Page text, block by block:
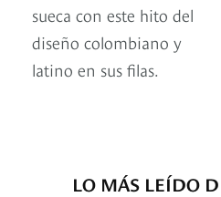
sueca con este hito del
diseño colombiano y
latino en sus filas.
LO MÁS LEÍDO